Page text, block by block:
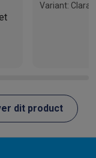
Variant: Clara
dit product